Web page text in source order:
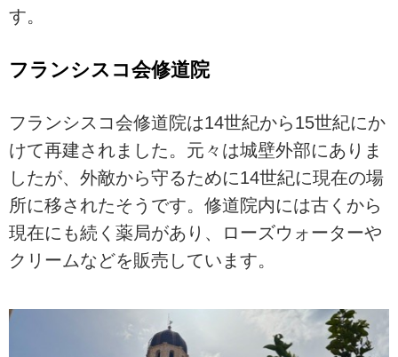
す。
フランシスコ会修道院
フランシスコ会修道院は14世紀から15世紀にか
けて再建されました。元々は城壁外部にありま
したが、外敵から守るために14世紀に現在の場
所に移されたそうです。修道院内には古くから
現在にも続く薬局があり、ローズウォーターや
クリームなどを販売しています。